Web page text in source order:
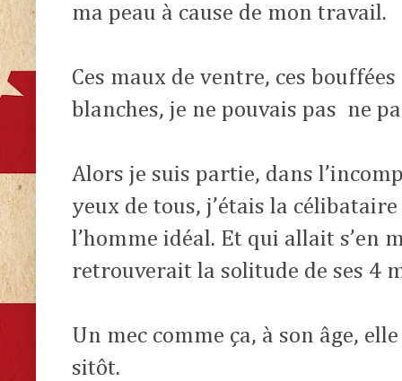
ma peau à cause de mon travail.
Ces maux de ventre, ces bouffées
blanches, je ne pouvais pas ne
Alors je suis partie, dans
yeux de tous, j’étais la
l’homme idéal. Et qui allait s’en
retrouverait la solitude de ses 4
Un mec comme ça, à son âge,
sitôt.